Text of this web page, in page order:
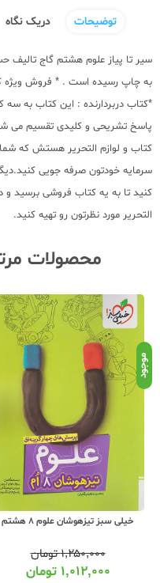
توضیحات دریک نگاه
سیر تا پیاز علوم هشتم گاج تالیف
به چاپ رسیده است . * فروش
*کتاب دربردارنده : این کتاب به
پاسخ تشریحی و کلیدی تقسیم می
کتاب و لوازم التحریر هستش که شما
سرمایه خودتون صرفه جویی
کنید تا به یه کتاب فروشی برسید و
التحریر مورد نظرتون رو تهیه کنید.
محصولات
موجود
خیلی سبز تیزهوشان علوم 8 هشتم
۱,۲۵۰,۰۰۰تومان
۱,۰۱۲,۰۰۰ تومان